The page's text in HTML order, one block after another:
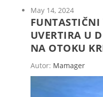
May 14, 2024
FUNTASTIČNI
UVERTIRA U
NA OTOKU
Autor: Mamager